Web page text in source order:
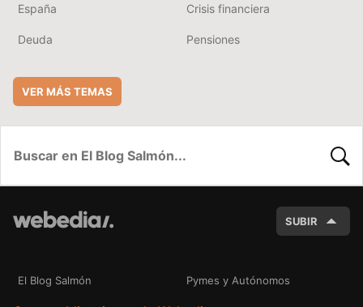
España Crisis financiera
Deuda Pensiones
VER MÁS TEMAS
SUBIR
El Blog Salmón Pymes y Autónomos